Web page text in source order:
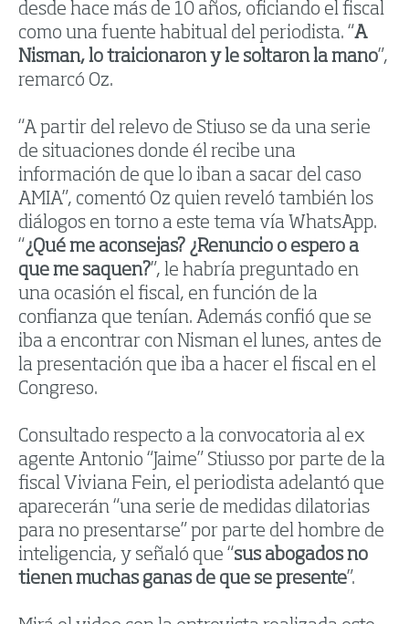
desde hace más de 10 años, oficiando el fiscal
como una fuente habitual del periodista. “A
Nisman, lo traicionaron y le soltaron la mano”,
remarcó Oz.
“A partir del relevo de Stiuso se da una serie
de situaciones donde él recibe una
información de que lo iban a sacar del caso
AMIA”, comentó Oz quien reveló también los
diálogos en torno a este tema vía WhatsApp.
“¿Qué me aconsejas? ¿Renuncio o espero a
que me saquen?”, le habría preguntado en
una ocasión el fiscal, en función de la
confianza que tenían. Además confió que se
iba a encontrar con Nisman el lunes, antes de
la presentación que iba a hacer el fiscal en el
Congreso.
Consultado respecto a la convocatoria al ex
agente Antonio “Jaime” Stiusso por parte de la
fiscal Viviana Fein, el periodista adelantó que
aparecerán “una serie de medidas dilatorias
para no presentarse” por parte del hombre de
inteligencia, y señaló que “sus abogados no
tienen muchas ganas de que se presente”.